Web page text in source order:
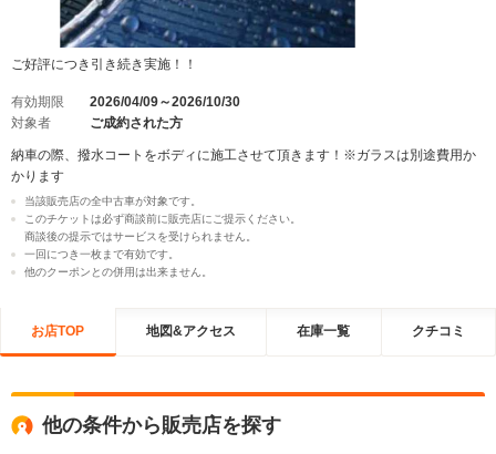
ご好評につき引き続き実施！！
有効期限
2026/04/09～2026/10/30
対象者
ご成約された方
納車の際、撥水コートをボディに施工させて頂きます！※ガラスは別途費用か
かります
当該販売店の全中古車が対象です。
このチケットは必ず商談前に販売店にご提示ください。
商談後の提示ではサービスを受けられません。
一回につき一枚まで有効です。
他のクーポンとの併用は出来ません。
お店TOP 地図&アクセス 在庫一覧 クチコミ
他の条件から販売店を探す